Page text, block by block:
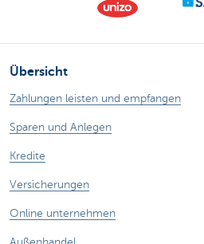
Übersicht
Zahlungen leisten und empfangen
Sparen und Anlegen
Kredite
Versicherungen
Online unternehmen